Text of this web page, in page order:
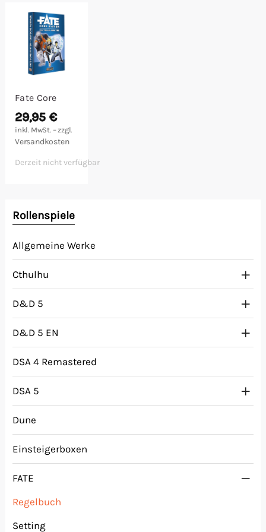
Malen/Modellbau
Rollenspiele
Sammelkartenspiele
Spielzubehör
Tabletop
Fate Core
29,95 €
inkl. MwSt. – zzgl.
Versandkosten
Derzeit nicht verfügbar
Rollenspiele
Allgemeine Werke
Cthulhu
D&D 5
D&D 5 EN
DSA 4 Remastered
DSA 5
Dune
Einsteigerboxen
FATE
Regelbuch
Setting